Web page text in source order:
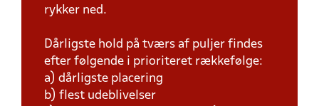
rykker ned.
Dårligste hold på tværs af puljer findes
efter følgende i prioriteret rækkefølge:
a) dårligste placering
b) flest udeblivelser